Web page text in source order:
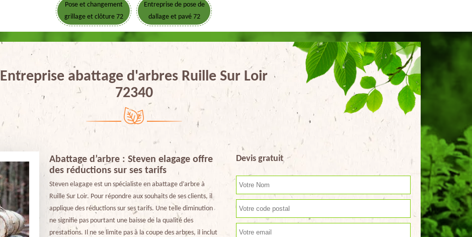
Pose et changement
grillage et clôture 72
Entreprise de pose de
dallage et pavé 72
Entreprise abattage d'arbres Ruille Sur Loir
72340
Abattage d’arbre : Steven elagage offre
des réductions sur ses tarifs
Steven elagage est un spécialiste en abattage d’arbre à
Ruille Sur Loir. Pour répondre aux souhaits de ses clients, il
applique des réductions sur ses tarifs. Une telle diminution
ne signifie pas pourtant une baisse de la qualité des
prestations. Il ne se limite pas à la coupe des arbres, il inclut
Devis gratuit